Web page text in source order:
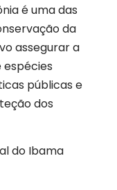
é uma das
da
assegurar a
públicas e
dos
do Ibama